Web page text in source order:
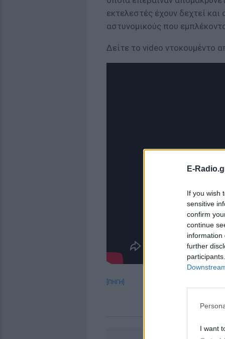
E-
If you wish
sensitive
confirm
continue
information
further
I want
εκτελεστές έχουν δεχτεί και
αστυνομικούς που
Δείτε το video ντοκουμέντο
[ΠΗΓΗ]